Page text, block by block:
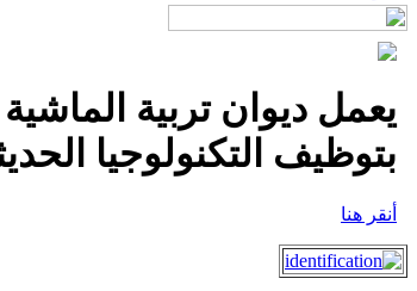
يعمل ديوان تربية
بتوظيف التكنولوجيا
أنقر هنا